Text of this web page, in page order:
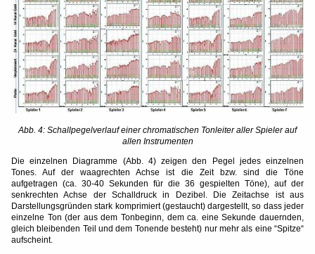
Abb. 4: Schallpegelverlauf einer chromatischen Tonleiter aller Spieler auf
allen Instrumenten
Die einzelnen Diagramme (Abb. 4) zeigen den Pegel jedes einzelnen
Tones. Auf der waagrechten Achse ist die Zeit bzw. sind die Töne
aufgetragen (ca. 30-40 Sekunden für die 36 gespielten Töne), auf der
senkrechten Achse der Schalldruck in Dezibel. Die Zeitachse ist aus
Darstellungsgründen stark komprimiert (gestaucht) dargestellt, so dass jeder
einzelne Ton (der aus dem Tonbeginn, dem ca. eine Sekunde dauernden,
gleich bleibenden Teil und dem Tonende besteht) nur mehr als eine “Spitze“
aufscheint.